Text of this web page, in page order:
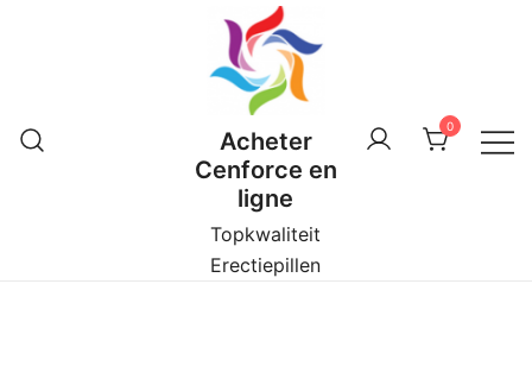
Acheter
Cenforce en
ligne
Topkwaliteit
Erectiepillen
0